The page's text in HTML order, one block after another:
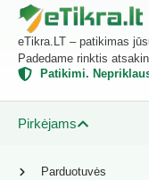
eTikra.LT – patikimas
Padedame rinktis
Patikimi.
Pirkėjams
Parduotuvės